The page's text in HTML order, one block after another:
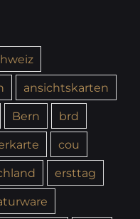
ansichtskarten
Bern
brd
cou
ersttag